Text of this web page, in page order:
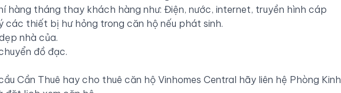
hàng tháng thay khách hàng như: Điện, nước, internet, truyền hình cáp
các thiết bị hư hỏng trong căn hộ nếu phát sinh.
nhà của.
đồ đạc.
Cần Thuê hay cho thuê căn hộ Vinhomes Central hãy liên hệ Phòng Kinh